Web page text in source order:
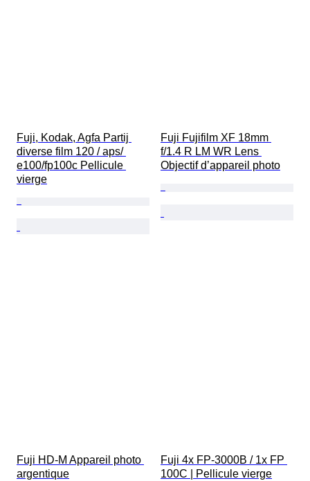
Fuji, Kodak, Agfa Partij
diverse film 120 / aps/
e100/fp100c Pellicule
vierge
Fuji Fujifilm XF 18mm
f/1.4 R LM WR Lens
Objectif d’appareil photo
Fuji HD-M Appareil photo
argentique
Fuji 4x FP-3000B / 1x FP
100C | Pellicule vierge